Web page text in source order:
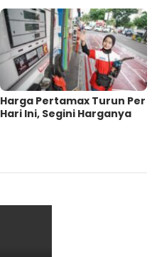
Harga Pertamax Turun Per
Hari Ini, Segini Harganya